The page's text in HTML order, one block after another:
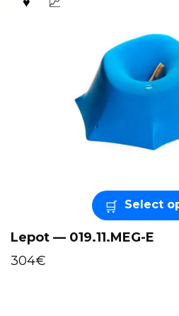
Select
Lepot — 019.11.MEG-E
304€